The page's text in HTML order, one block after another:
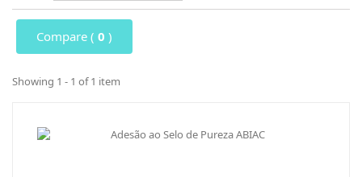
Compare ( 0 )
Showing 1 - 1 of 1 item